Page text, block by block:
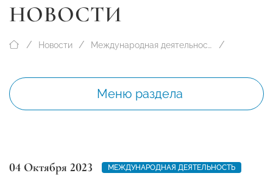
НОВОСТИ
Новости Международная деятельность
Меню раздела
04 Октября 2023 МЕЖДУНАРОДНАЯ ДЕЯТЕЛЬНОСТЬ